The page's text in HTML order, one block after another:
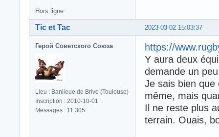
Hors ligne
2023-03-02 15:03:37
Tic et Tac
Герой Советского Союза
Lieu : Banlieue de Brive (Toulouse)
Inscription : 2010-10-01
Messages : 11 305
https://
Y aura deux
demande un
Je sais bien
même, mais
Il ne reste plus
terrain. Ouais,